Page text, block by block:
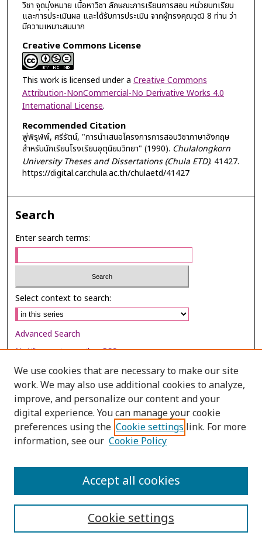
วิชา จุดมุ่งหมาย เนื้อหาวิชา ลักษณะการเรียนการสอน หน่วยบทเรียน
และการประเมินผล และได้รับการประเมิน จากผู้ทรงคุณวุฒิ 8 ท่าน ว่า
มีความเหมาะสมมาก
Creative Commons License
This work is licensed under a Creative Commons
Attribution-NonCommercial-No Derivative Works 4.0
International License.
Recommended Citation
พู่พิรุฬพ์, ศรีรัตน์, "การนำเสนอโครงการการสอนวิชาภาษาอังกฤษ
สำหรับนักเรียนโรงเรียนอุตุนิยมวิทยา" (1990). Chulalongkorn
University Theses and Dissertations (Chula ETD). 41427.
https://digital.car.chula.ac.th/chulaetd/41427
Search
Enter search terms:
Select context to search:
Advanced Search
Notify me via email orRSS
Browse
Collections
Disciplines
Authors
We use cookies that are necessary to make our site
work. We may also use additional cookies to analyze,
improve, and personalize our content and your
digital experience. You can manage your cookie
preferences using the Cookie settings link. For more
information, see our Cookie Policy
Cookie settings
Accept all cookies